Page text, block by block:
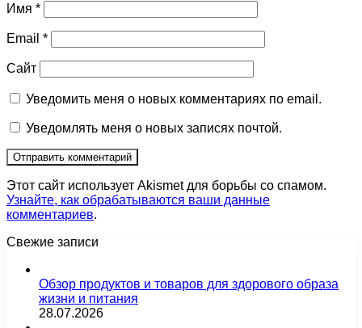
Имя *
Email *
Сайт
Уведомить меня о новых комментариях по email.
Уведомлять меня о новых записях почтой.
Этот сайт использует Akismet для борьбы со спамом.
Узнайте, как обрабатываются ваши данные
комментариев.
Свежие записи
Обзор продуктов и товаров для здорового образа
жизни и питания
28.07.2026